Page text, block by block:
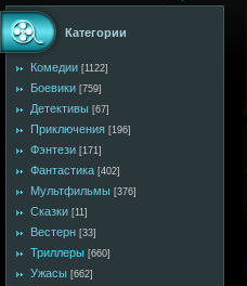
Категории
Комедии [1122]
Боевики [759]
Детективы [67]
Приключения [196]
Фэнтези [171]
Фантастика [402]
Мультфильмы [376]
Сказки [11]
Вестерн [33]
Триллеры [660]
Ужасы [662]